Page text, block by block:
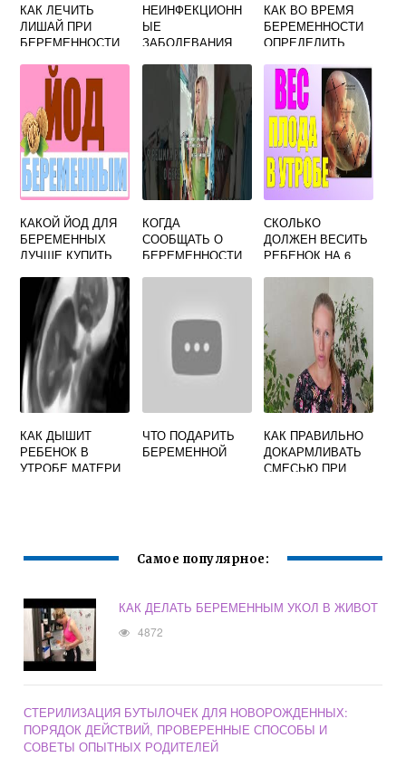
КАК ЛЕЧИТЬ
ЛИШАЙ ПРИ
БЕРЕМЕННОСТИ
НЕИНФЕКЦИОНН
ЫЕ
ЗАБОЛЕВАНИЯ
ОСТАТКА И
ПУПОЧНОЙ РАНКИ
КАК ВО ВРЕМЯ
БЕРЕМЕННОСТИ
ОПРЕДЕЛИТЬ
КАКОЙ ЙОД ДЛЯ
БЕРЕМЕННЫХ
ЛУЧШЕ КУПИТЬ
КОГДА
СООБЩАТЬ О
БЕРЕМЕННОСТИ
СКОЛЬКО
ДОЛЖЕН ВЕСИТЬ
РЕБЕНОК НА 6
КАК ДЫШИТ
РЕБЕНОК В
УТРОБЕ МАТЕРИ
ЧТО ПОДАРИТЬ
БЕРЕМЕННОЙ
КАК ПРАВИЛЬНО
ДОКАРМЛИВАТЬ
СМЕСЬЮ ПРИ
Самое популярное:
КАК ДЕЛАТЬ БЕРЕМЕННЫМ УКОЛ В ЖИВОТ
4872
СТЕРИЛИЗАЦИЯ БУТЫЛОЧЕК ДЛЯ НОВОРОЖДЕННЫХ:
ПОРЯДОК ДЕЙСТВИЙ, ПРОВЕРЕННЫЕ СПОСОБЫ И
СОВЕТЫ ОПЫТНЫХ РОДИТЕЛЕЙ